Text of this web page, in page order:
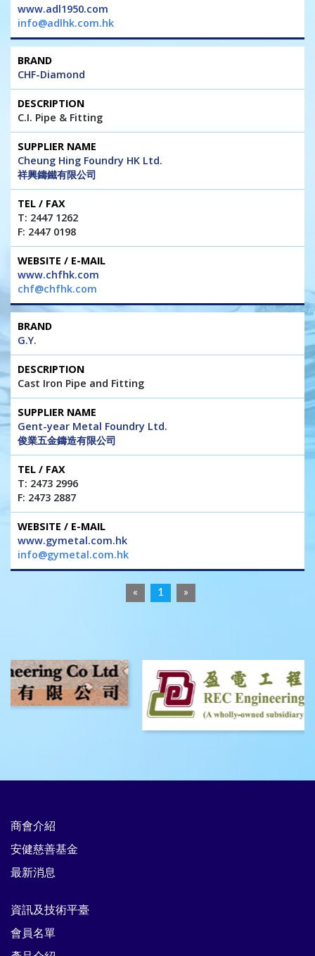
www.adl1950.com
info@adlhk.com.hk
CHF-Diamond
C.I. Pipe & Fitting
Cheung Hing Foundry HK Ltd.
祥興鑄鐵有限公司
T: 2447 1262
F: 2447 0198
www.chfhk.com
chf@chfhk.com
G.Y.
Cast Iron Pipe and Fitting
Gent-year Metal Foundry Ltd.
俊業五金鑄造有限公司
T: 2473 2996
F: 2473 2887
www.gymetal.com.hk
info@gymetal.com.hk
« 1 »
商會介紹
安健慈善基金
最新消息
資訊及技術平臺
會員名單